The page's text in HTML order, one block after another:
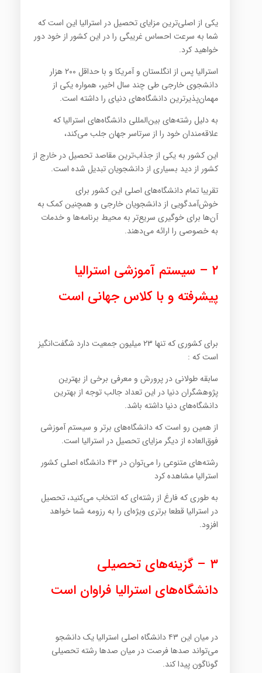
یکی از اصلی‌ترین مزایای تحصیل در استرالیا این است که
شما به سرعت احساس غریبگی را در این کشور از خود دور
خواهید کرد.
استرالیا پس از انگلستان و آمریکا و با حداقل ۲۰۰ هزار
دانشجوی خارجی طی چند سال اخیر، همواره یکی از
مهمان‌پذیرترین دانشگاه‌های دنیای را داشته است.
به دلیل رشته‌های بین‌المللی دانشگاه‌های استرالیا که
علاقه‌مندان خود را از سرتاسر جهان جلب می‌کند،
این کشور به یکی از جذاب‌ترین مقاصد تحصیل در خارج از
کشور از دید بسیاری از دانشجویان تبدیل شده است.
تقریبا تمام دانشگاه‌های اصلی این کشور برای
خوش‌آمدگویی از دانشجویان خارجی و همچنین کمک به
آن‌ها برای خوگیری سریع‌تر به محیط برنامه‌ها و خدمات
به خصوصی را ارائه می‌دهند.
۲ – سیستم آموزشی استرالیا
پیشرفته و با کلاس جهانی است
برای کشوری که تنها ۲۳ میلیون جمعیت دارد شگفت‌انگیز
است که :
سابقه طولانی در پرورش و معرفی برخی از بهترین
پژوهشگران دنیا در این تعداد جالب توجه از بهترین
دانشگاه‌های دنیا داشته باشد.
از همین رو است که دانشگاه‌های برتر و سیستم آموزشی
فوق‌العاده از دیگر مزایای تحصیل در استرالیا است.
رشته‌های متنوعی را می‌توان در ۴۳ دانشگاه اصلی کشور
استرالیا مشاهده کرد
به طوری که فارغ از رشته‌ای که انتخاب می‌کنید، تحصیل
در استرالیا قطعا برتری ویژه‌ای را به رزومه شما خواهد
افزود.
۳ – گزینه‌های تحصیلی
دانشگاه‌های استرالیا فراوان است
در میان این ۴۳ دانشگاه اصلی استرالیا یک دانشجو
می‌تواند صدها فرصت در میان صدها رشته تحصیلی
گوناگون پیدا کند.